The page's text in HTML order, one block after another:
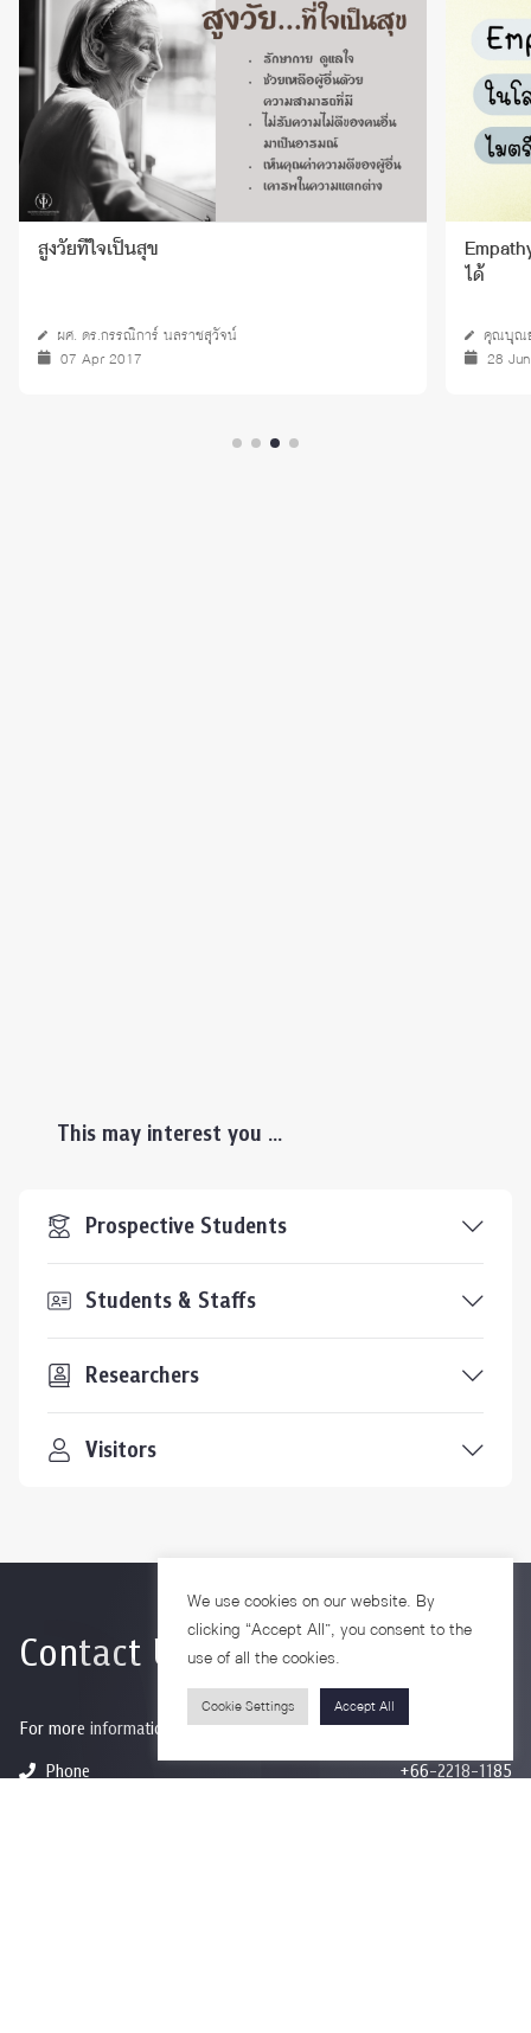
สูงวัยที่ใจเป็นสุข
ผศ. ดร.กรรณิการ์ นลราชสุวัจน์
07 Apr 2017
ได้
คุณบุณ
28
This may interest you ...
Prospective Students
Students & Staffs
Researchers
Visitors
Contact Us
For more information please contact
Phone
+66-2218-1185
We use cookies on our website. By
clicking “Accept All”, you consent to the
use of all the cookies.
Cookie Settings Accept All